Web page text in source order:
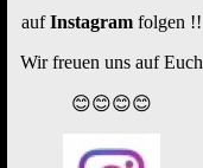
aufInstagramfolgen !!
Wir freuen uns auf Euch
😊😊😊😊